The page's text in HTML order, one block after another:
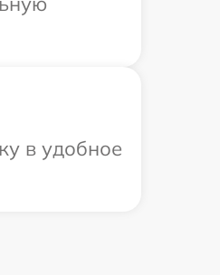
в удобное